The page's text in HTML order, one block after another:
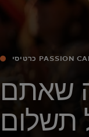
שאתם
תשלום